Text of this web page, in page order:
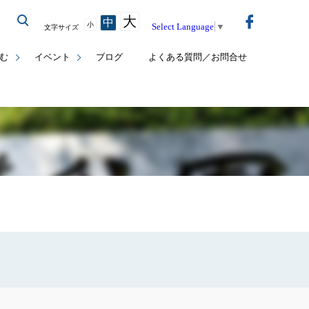
イベント ブログ よくある質問／お問合せ
文字サイズ 小 中 大 Select Language ▼